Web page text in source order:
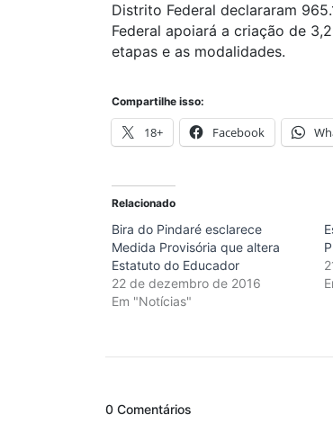
Distrito Federal declararam
Federal apoiará a criação de
etapas e as modalidades.
Compartilhe isso:
18+ Facebook
Relacionado
Bira do Pindaré esclarece
Medida Provisória que altera
Estatuto do Educador
22 de dezembro de 2016
Em "Notícias"
0 Comentários